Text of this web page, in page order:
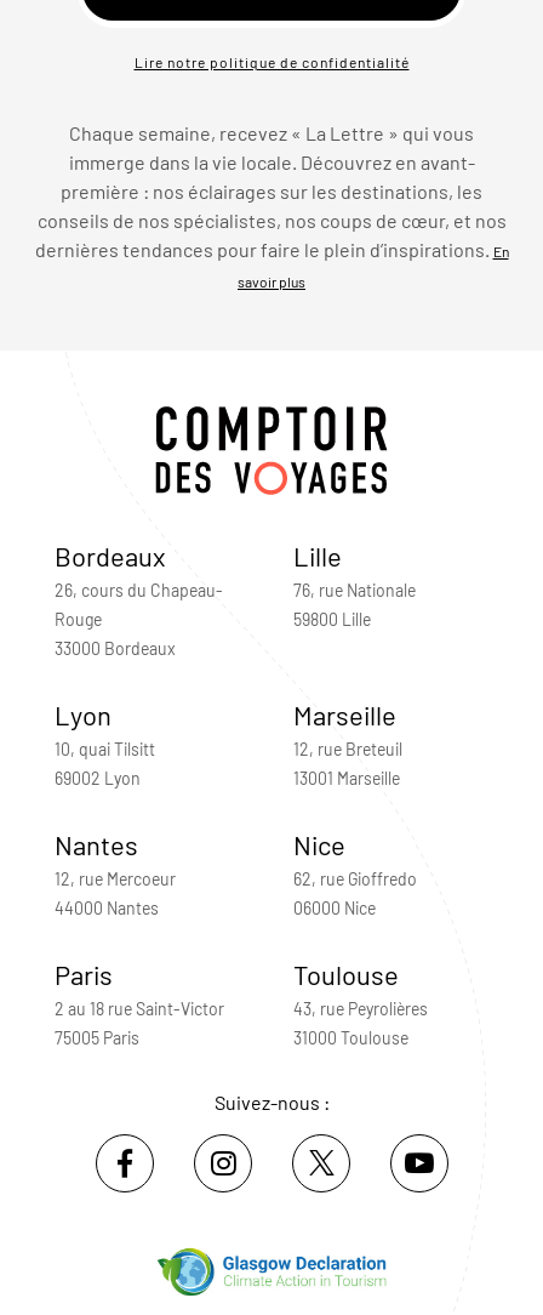
Lire notre politique de confidentialité
Chaque semaine, recevez « La Lettre » qui vous
immerge dans la vie locale. Découvrez en avant-
première : nos éclairages sur les destinations, les
conseils de nos spécialistes, nos coups de cœur, et nos
dernières tendances pour faire le plein d’inspirations.
En
savoir plus
Bordeaux
26, cours du Chapeau-
Rouge
33000 Bordeaux
Lille
76, rue Nationale
59800 Lille
Lyon
10, quai Tilsitt
69002 Lyon
Marseille
12, rue Breteuil
13001 Marseille
Nantes
12, rue Mercoeur
44000 Nantes
Nice
62, rue Gioffredo
06000 Nice
Paris
2 au 18 rue Saint-Victor
75005 Paris
Toulouse
43, rue Peyrolières
31000 Toulouse
Suivez-nous :